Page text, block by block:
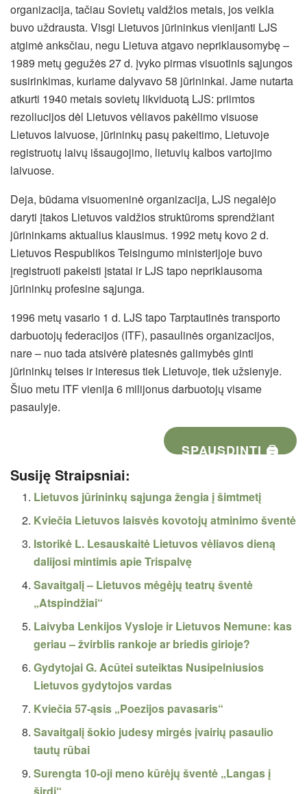
organizacija, tačiau Sovietų valdžios metais, jos veikla
buvo uždrausta. Visgi Lietuvos jūrininkus vienijanti LJS
atgimė anksčiau, negu Lietuva atgavo nepriklausomybę –
1989 metų gegužės 27 d. įvyko pirmas visuotinis sąjungos
susirinkimas, kuriame dalyvavo 58 jūrininkai. Jame nutarta
atkurti 1940 metais sovietų likviduotą LJS: priimtos
rezoliucijos dėl Lietuvos vėliavos pakėlimo visuose
Lietuvos laivuose, jūrininkų pasų pakeitimo, Lietuvoje
registruotų laivų išsaugojimo, lietuvių kalbos vartojimo
laivuose.
Deja, būdama visuomeninė organizacija, LJS negalėjo
daryti įtakos Lietuvos valdžios struktūroms sprendžiant
jūrininkams aktualius klausimus. 1992 metų kovo 2 d.
Lietuvos Respublikos Teisingumo ministerijoje buvo
įregistruoti pakeisti įstatai ir LJS tapo nepriklausoma
jūrininkų profesine sąjunga.
1996 metų vasario 1 d. LJS tapo Tarptautinės transporto
darbuotojų federacijos (ITF), pasaulinės organizacijos,
nare – nuo tada atsivėrė platesnės galimybės ginti
jūrininkų teises ir interesus tiek Lietuvoje, tiek užsienyje.
Šiuo metu ITF vienija 6 milijonus darbuotojų visame
pasaulyje.
SPAUSDINTI 🖨
Susiję Straipsniai:
Lietuvos jūrininkų sąjunga žengia į šimtmetį
Kviečia Lietuvos laisvės kovotojų atminimo šventė
Istorikė L. Lesauskaitė Lietuvos vėliavos dieną
dalijosi mintimis apie Trispalvę
Savaitgalį – Lietuvos mėgėjų teatrų šventė
„Atspindžiai“
Laivyba Lenkijos Vysloje ir Lietuvos Nemune: kas
geriau – žvirblis rankoje ar briedis girioje?
Gydytojai G. Acūtei suteiktas Nusipelniusios
Lietuvos gydytojos vardas
Kviečia 57-ąsis „Poezijos pavasaris“
Savaitgalį šokio judesy mirgės įvairių pasaulio
tautų rūbai
Surengta 10-oji meno kūrėjų šventė „Langas į
širdį“